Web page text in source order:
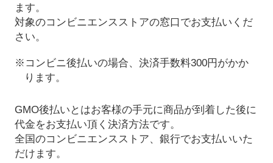
ます。
対象のコンビニエンスストアの窓口でお支払いくだ
さい。
※コンビニ後払いの場合、決済手数料300円がかか
ります。
GMO後払いとはお客様の手元に商品が到着した後に
代金をお支払い頂く決済方法です。
全国のコンビニエンスストア、銀行でお支払いいた
だけます。